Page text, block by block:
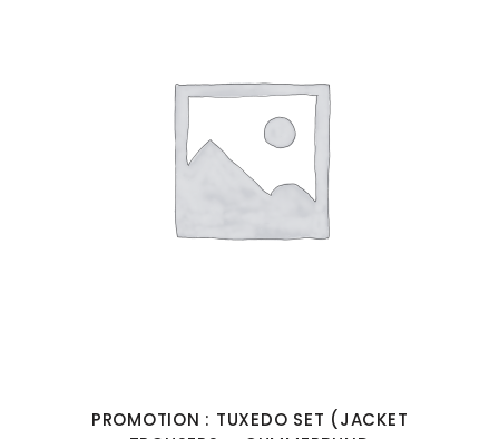
PROMOTION : TUXEDO SET (JACKET